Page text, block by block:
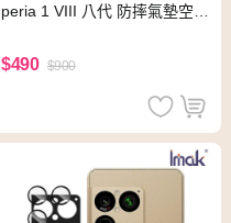
peria 1 VIII 八代 防摔氣墊空壓
$490 $900